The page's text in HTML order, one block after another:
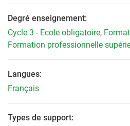
Degré enseignement:
Cycle 3 - Ecole obligatoire,
Formation professionnelle
Langues:
Français
Types de support: